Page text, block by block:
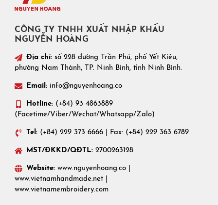
CÔNG TY TNHH XUẤT NHẬP KHẨU
NGUYỄN HOÀNG
Địa chỉ: số 228 đường Trần Phú, phố Yết Kiêu,
phường Nam Thành, TP. Ninh Bình, tỉnh Ninh Bình.
Email: info@nguyenhoang.co
Hotline: (+84) 93 4863889
(Facetime/Viber/Wechat/Whatsapp/Zalo)
Tel: (+84) 229 373 6666 | Fax: (+84) 229 363 6789
MST/ĐKKD/QĐTL: 2700263128
Website: www.nguyenhoang.co
www.vietnamhandmade.net
www.vietnamembroidery.com